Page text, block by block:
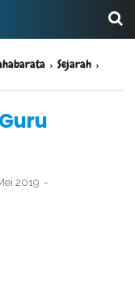
› Sejarah ›
2019